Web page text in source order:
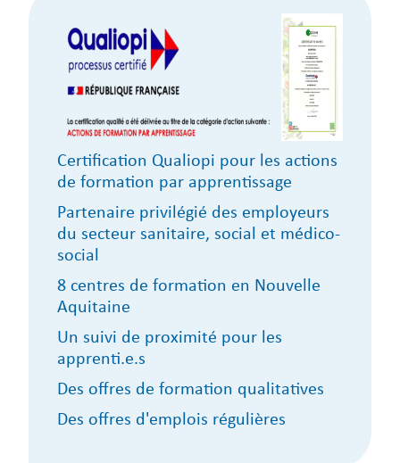
Certification Qualiopi pour les actions
de formation par apprentissage
Partenaire privilégié des employeurs
du secteur sanitaire, social et médico-
social
8 centres de formation en Nouvelle
Aquitaine
Un suivi de proximité pour les
apprenti.e.s
Des offres de formation qualitatives
Des offres d'emplois régulières